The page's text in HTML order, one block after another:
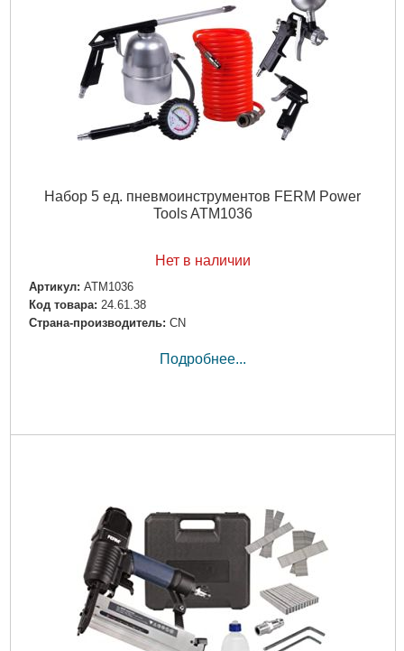
Набор 5 ед. пневмоинструментов FERM Power
Tools ATM1036
Нет в наличии
Артикул: ATM1036
Код товара: 24.61.38
Страна-производитель: CN
Подробнее...